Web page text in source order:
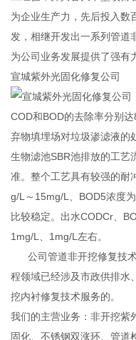
为企业生产力，先后投入数
发，相继开发出一系列管道
为公司业务发展提供了强有
宣城紫外光固化修复公司
COD和BOD的去除率分别
弃物填埋场对垃圾渗滤液的
生物滤池SBR池排放的工艺
准。整个工艺具有较强的耐
g/L～15mg/L、BOD5浓度
比较稳定。出水CODCr、
1mg/L、1mg/L左右。
公司管道非开挖修复技术
程领域已经涉及市政供排水
挖内衬修复技术服务的。
我们的主营业务：非开挖紫
固化、不锈钢双涨环、管道